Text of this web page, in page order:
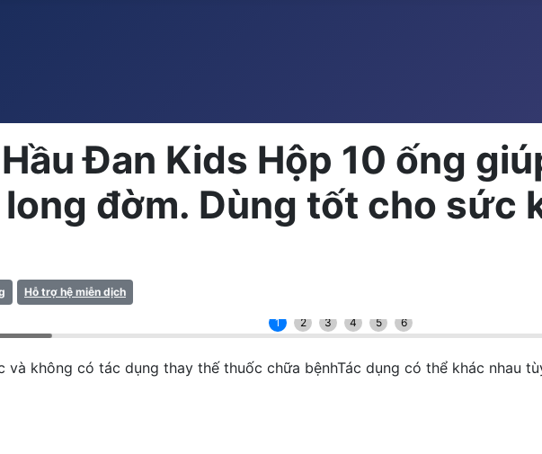
Đan Kids Hộp 10 ống
đờm. Dùng tốt cho sức
Hỗ trợ hệ miễn dịch
1 2 3 4 5 6
và không có tác dụng thay thế thuốc chữa bệnhTác dụng có thể khác nhau